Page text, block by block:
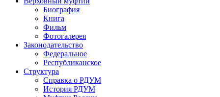
Биография
Книга
Фильм
Фотогалерея
Законодательство
Федеральное
Республиканское
Структура
Справка о РДУМ
История РДУМ